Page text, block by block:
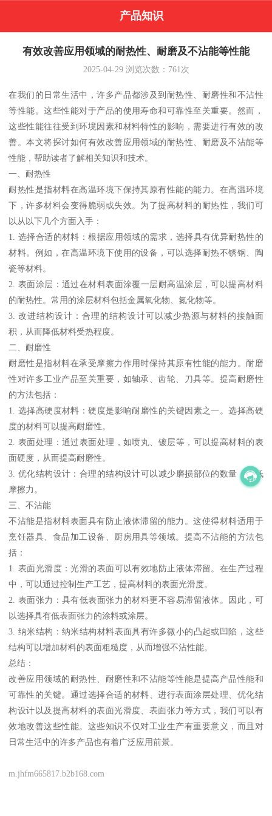
产品知识
有效改善应用领域的耐热性、耐磨及不沾能等性能
2025-04-29浏览次数： 761次
在我们的日常生活中，许多产品都涉及到耐热性、耐磨性和不沾性
等性能。这些性能对于产品的使用寿命和可靠性至关重要。然而，
这些性能往往受到环境因素和材料特性的影响，需要进行有效的改
善。本文将探讨如何有效改善应用领域的耐热性、耐磨及不沾能等
性能，帮助读者了解相关知识和技术。
一、耐热性
耐热性是指材料在高温环境下保持其原有性能的能力。在高温环境
下，许多材料会变得脆弱或失效。为了提高材料的耐热性，我们可
以从以下几个方面入手：
1. 选择合适的材料：根据应用领域的需求，选择具有优异耐热性的
材料。例如，在高温环境下使用的设备，可以选择耐热不锈钢、陶
瓷等材料。
2. 表面涂层：通过在材料表面涂覆一层耐高温涂层，可以提高材料
的耐热性。常用的涂层材料包括金属氧化物、氮化物等。
3. 改进结构设计：合理的结构设计可以减少热源与材料的接触面
积，从而降低材料受热程度。
二、耐磨性
耐磨性是指材料在承受摩擦力作用时保持其原有性能的能力。耐磨
性对许多工业产品至关重要，如轴承、齿轮、刀具等。提高耐磨性
的方法包括：
1. 选择高硬度材料：硬度是影响耐磨性的关键因素之一。选择高硬
度的材料可以提高耐磨性。
2. 表面处理：通过表面处理，如喷丸、镀层等，可以提高材料的表
面硬度，从而提高耐磨性。
3. 优化结构设计：合理的结构设计可以减少磨损部位的数量，降低
摩擦力。
三、不沾能
不沾能是指材料表面具有防止液体滞留的能力。这使得材料适用于
烹饪器具、食品加工设备、厨房用具等领域。提高不沾能的方法包
括：
1. 表面光滑度：光滑的表面可以有效地防止液体滞留。在生产过程
中，可以通过控制生产工艺，提高材料的表面光滑度。
2. 表面张力：具有低表面张力的材料更不容易滞留液体。因此，可
以选择具有低表面张力的涂料或涂层。
3. 纳米结构：纳米结构材料表面具有许多微小的凸起或凹陷，这些
结构可以增加材料的表面粗糙度，从而增强不沾性能。
总结：
改善应用领域的耐热性、耐磨性和不沾能等性能是提高产品性能和
可靠性的关键。通过选择合适的材料、进行表面涂层处理、优化结
构设计以及提高材料的表面光滑度、表面张力等方式，我们可以有
效地改善这些性能。这些知识不仅对工业生产有重要意义，而且对
日常生活中的许多产品也有着广泛应用前景。
m.jhfm665817.b2b168.com